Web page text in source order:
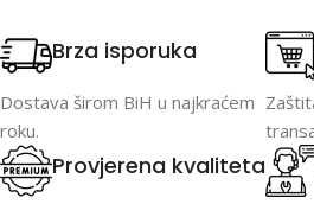
Brza isporuka
Dostava širom BiH u najkraćem
roku.
Provjerena kvaliteta